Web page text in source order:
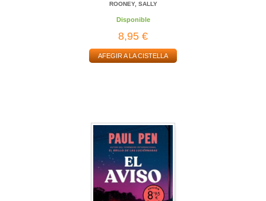
ROONEY, SALLY
Disponible
8,95 €
AFEGIR A LA CISTELLA